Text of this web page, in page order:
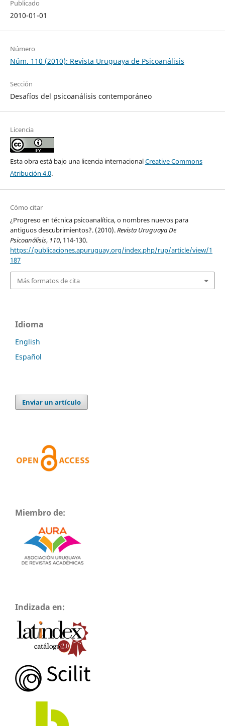
Publicado
2010-01-01
Número
Núm. 110 (2010): Revista Uruguaya de Psicoanálisis
Sección
Desafíos del psicoanálisis contemporáneo
Licencia
Esta obra está bajo una licencia internacionalCreative Commons
Atribución 4.0.
Cómo citar
¿Progreso en técnica psicoanalítica, o nombres nuevos para
antiguos descubrimientos?. (2010).Revista Uruguaya De
Psicoanálisis, 110, 114-130.
https://publicaciones.apuruguay.org/index.php/rup/article/view/1
187
Más formatos de cita
Idioma
English
Español
Enviar un artículo
Miembro de:
Indizada en: